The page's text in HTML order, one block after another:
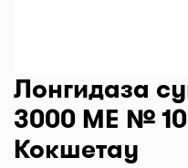
Лонгидаза
3000 МЕ №
Кокшетау